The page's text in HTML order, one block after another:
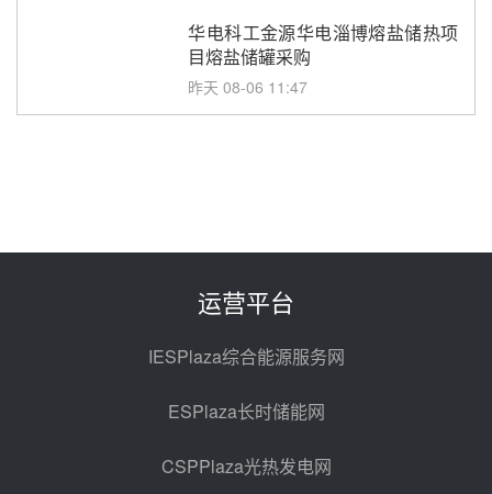
华电科工金源华电淄博熔盐储热项
目熔盐储罐采购
昨天 08-06 11:47
光热示范电站二列蒸汽发生器设备
热发电工程EPC总承包项目熔盐截
昊森机电中标新疆华电天山北麓基
地100MW光热发电工程EPC总承
包项目熔盐介质超声波流量计采购
前天 08-05 17:09
运营平台
IESPlaza综合能源服务网
ESPlaza长时储能网
CSPPlaza光热发电网